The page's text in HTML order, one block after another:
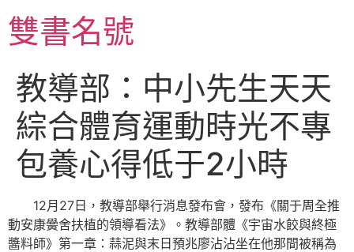
至
主雙書名號
教導部：中小先生天天
綜合體育運動時光不專
包養心得低于2小時
12月27日，教導部舉行消息發布會，發布《關于周全推
動安康黌舍扶植的領導看法》。教導部體《宇宙水餃與終極
醬料師》第一章：蒜泥與末日預兆廖沾沾坐在他那間被稱為